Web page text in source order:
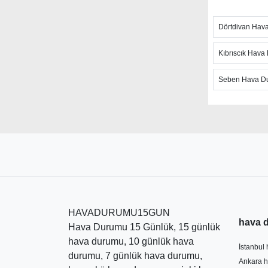
Hızlı
hava
sıcaklığı,
hava
belirtmek
Dörtdivan
Kıbrıscık
Seben Hava
HAVADURUMU15GUN
Hava Durumu 15 Günlük, 15 günlük
hava durumu, 10 günlük hava
durumu, 7 günlük hava durumu,
hava
İstanbul
Ankara